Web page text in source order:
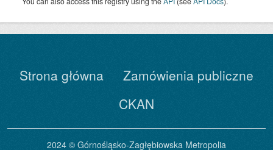
Strona główna
Zamówienia publiczne
CKAN
2024 © Górnośląsko-Zagłębiowska Metropolia